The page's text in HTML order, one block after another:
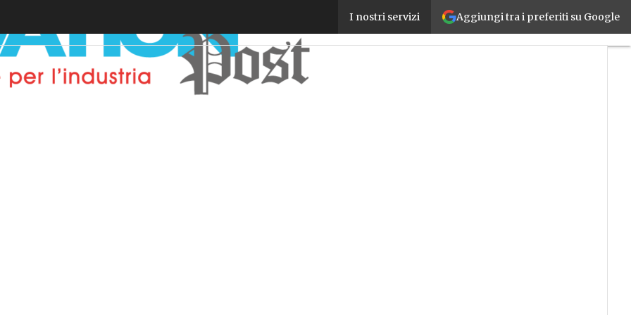
Aggiungi tra i preferiti su Google
I nostri servizi
Da Samas e Omron una cella robotica dotata di